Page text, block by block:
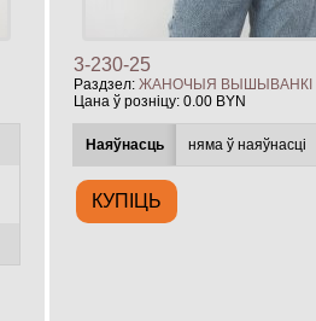
3-230-25
Раздзел: ЖАНОЧЫЯ ВЫШЫВАНКІ
Цана ў розніцу: 0.00 BYN
Наяўнасць няма ў наяўнасці